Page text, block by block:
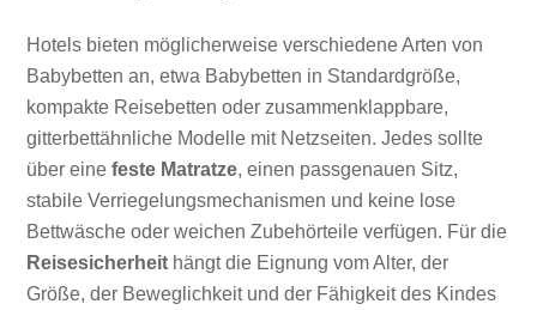
Hotels bieten möglicherweise verschiedene Arten von
Babybetten an, etwa Babybetten in Standardgröße,
kompakte Reisebetten oder zusammenklappbare,
gitterbettähnliche Modelle mit Netzseiten. Jedes sollte
über einefeste Matratze, einen passgenauen Sitz,
stabile Verriegelungsmechanismen und keine lose
Bettwäsche oder weichen Zubehörteile verfügen. Für die
Reisesicherheit hängt die Eignung vom Alter, der
Größe, der Beweglichkeit und der Fähigkeit des Kindes